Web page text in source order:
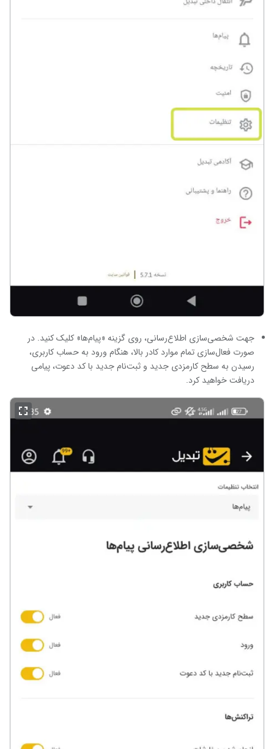
جهت شخصی‌سازی اطلاع‌رسانی، روی گزینه «پیام‌ها» کلیک کنید. در
صورت فعال‌سازی تمام موارد کادر بالا، هنگام ورود به حساب کاربری،
رسیدن به سطح کارمزدی جدید و ثبت‌نام جدید با کد دعوت، پیامی
دریافت خواهید کرد.